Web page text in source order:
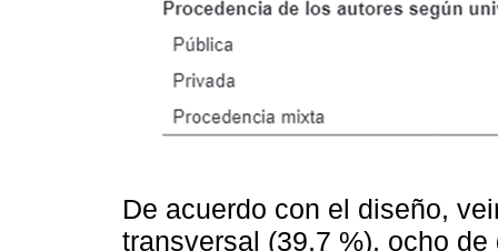
De acuerdo con el diseño,
transversal (39,7 %), ocho